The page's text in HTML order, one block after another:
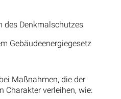
des Denkmalschutzes
Gebäudeenergiegesetz
Maßnahmen, die der
Charakter verleihen, wie: